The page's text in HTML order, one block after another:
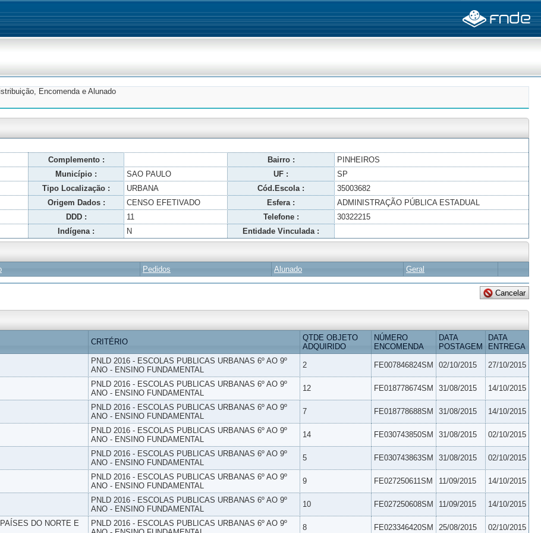
Encomenda e Alunado
Complemento : Bairro :
PINHEIROS
Município : SAO PAULO UF :
SP
Tipo Localização : URBANA Cód.Escola :
35003682
Origem Dados : CENSO EFETIVADO Esfera :
ADMINISTRAÇÃO PÚBLICA ESTADUAL
DDD : 11 Telefone :
30322215
Indígena : N Entidade Vinculada :
Pedidos Alunado Geral
CRITÉRIO
QTDE OBJETO
ADQUIRIDO
NÚMERO
ENCOMENDA
DATA
POSTAGEM
DATA
ENTREGA
PNLD 2016 - ESCOLAS PUBLICAS URBANAS 6º AO 9º
ANO - ENSINO FUNDAMENTAL
2 FE007846824SM 02/10/2015 27/10/2015
PNLD 2016 - ESCOLAS PUBLICAS URBANAS 6º AO 9º
ANO - ENSINO FUNDAMENTAL
12 FE018778674SM 31/08/2015 14/10/2015
PNLD 2016 - ESCOLAS PUBLICAS URBANAS 6º AO 9º
ANO - ENSINO FUNDAMENTAL
7 FE018778688SM 31/08/2015 14/10/2015
PNLD 2016 - ESCOLAS PUBLICAS URBANAS 6º AO 9º
ANO - ENSINO FUNDAMENTAL
14 FE030743850SM 31/08/2015 02/10/2015
PNLD 2016 - ESCOLAS PUBLICAS URBANAS 6º AO 9º
ANO - ENSINO FUNDAMENTAL
5 FE030743863SM 31/08/2015 02/10/2015
PNLD 2016 - ESCOLAS PUBLICAS URBANAS 6º AO 9º
ANO - ENSINO FUNDAMENTAL
9 FE027250611SM 11/09/2015 14/10/2015
PNLD 2016 - ESCOLAS PUBLICAS URBANAS 6º AO 9º
ANO - ENSINO FUNDAMENTAL
10 FE027250608SM 11/09/2015 14/10/2015
DO NORTE E
PNLD 2016 - ESCOLAS PUBLICAS URBANAS 6º AO 9º
8 FE023346420SM 25/08/2015 02/10/2015